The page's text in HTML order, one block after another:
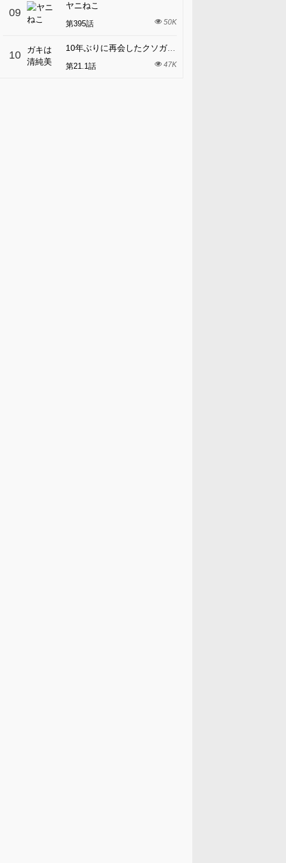
09
ヤニねこ
第395話 50K
10
10年ぶりに再会したクソガキは清純美少女JKに成長していた
第21.1話 47K